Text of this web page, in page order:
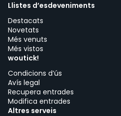
Llistes d’esdeveniments
Destacats
Novetats
Més venuts
Més vistos
woutick!
Condicions d’ús
Avís legal
Recupera entrades
Modifica entrades
Altres serveis